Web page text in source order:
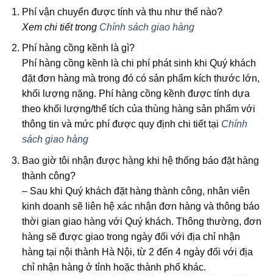
Phí vận chuyển được tính và thu như thế nào?
Xem chi tiết trong Chính sách giao hàng
Phí hàng cồng kềnh là gì?
Phí hàng cồng kềnh là chi phí phát sinh khi Quý khách
đặt đơn hàng mà trong đó có sản phẩm kích thước lớn,
khối lượng nặng. Phí hàng cồng kềnh được tính dựa
theo khối lượng/thể tích của thùng hàng sản phẩm với
thông tin và mức phí được quy định chi tiết tại Chính
sách giao hàng
Bao giờ tôi nhận được hàng khi hệ thống báo đặt hàng
thành công?
– Sau khi Quý khách đặt hàng thành công, nhân viên
kinh doanh sẽ liên hệ xác nhận đơn hàng và thông báo
thời gian giao hàng với Quý khách. Thông thường, đơn
hàng sẽ được giao trong ngày đối với địa chỉ nhận
hàng tại nội thành Hà Nội, từ 2 đến 4 ngày đối với địa
chỉ nhận hàng ở tỉnh hoặc thành phố khác.